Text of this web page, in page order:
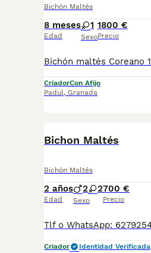
Bichón Maltés
8 meses
Edad
1
Sexo
1800 €
Precio
CriadorCon Afijo
Padul, Granada
Bichon Maltés
Bichón Maltés
2 años
Edad
2 2
Sexo
700 €
Precio
Criador
Identidad Verificada